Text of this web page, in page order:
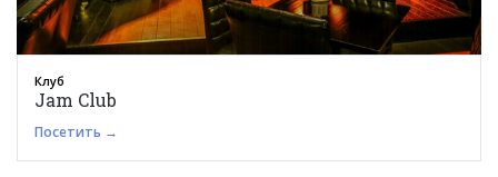
Клуб
Jam Club
Посетить →